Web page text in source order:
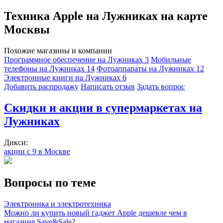
Техника Apple на Лужниках на карте
Москвы
Похожие магазины и компании
Программное обеспечение на Лужниках 3 Мобильные
телефоны на Лужниках 14 Фотоаппараты на Лужниках 12
Электронные книги на Лужниках 6
Добавить раcпродажу Написать отзыв Задать вопрос
Скидки и акции в супермаркетах на
Лужниках
Дикси:
акции с 9 в Москве
Вопросы по теме
Электроника и электротехника
Можно ли купить новый гаджет Apple дешевле чем в